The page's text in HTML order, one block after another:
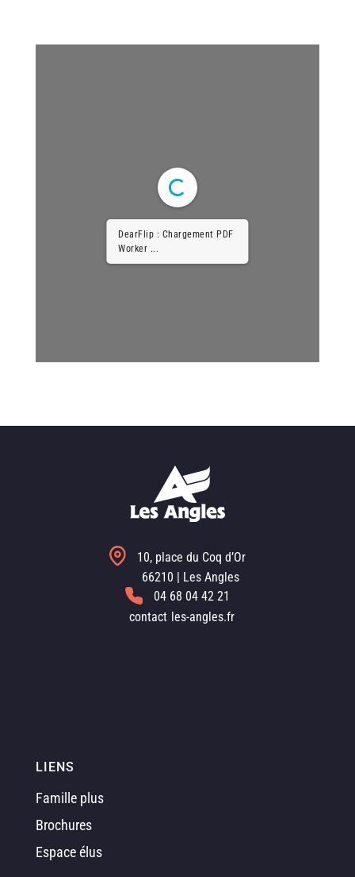
DearFlip : Chargement PDF
Worker ...
10, place du Coq d’Or
66210 | Les Angles
04 68 04 42 21
contact les-angles.fr
LIENS
Famille plus
Brochures
Espace élus